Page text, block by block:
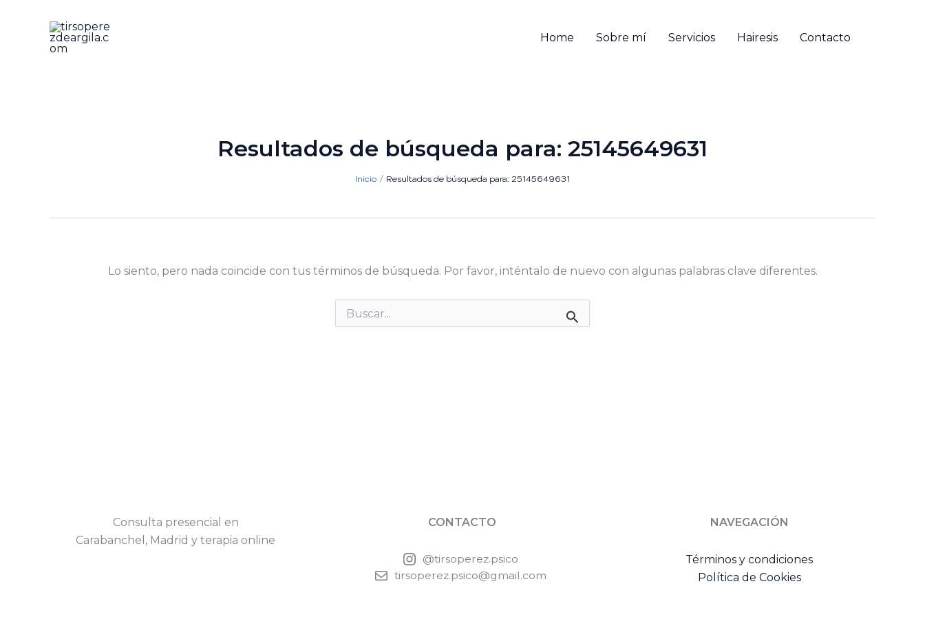
contenido
Home Sobre mí Servicios Hairesis Contacto
Resultados de búsqueda para: 25145649631
Inicio Resultados de búsqueda para: 25145649631
Lo siento, pero nada coincide con tus términos de búsqueda. Por favor, inténtalo de nuevo con algunas palabras clave diferentes.
Buscar
por:
Consulta presencial en
Carabanchel, Madrid y terapia online
CONTACTO
@tirsoperez.psico
tirsoperez.psico@gmail.com
NAVEGACIÓN
Términos y condiciones
Política de Cookies